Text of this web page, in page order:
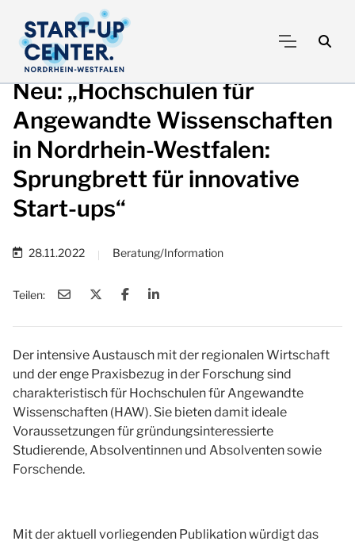
Neu: „Hochschulen für
Angewandte Wissenschaften
in Nordrhein-Westfalen:
Sprungbrett für innovative
Start-ups“
28.11.2022 Beratung/Information
Teilen:
Der intensive Austausch mit der regionalen Wirtschaft
und der enge Praxisbezug in der Forschung sind
charakteristisch für Hochschulen für Angewandte
Wissenschaften (HAW). Sie bieten damit ideale
Voraussetzungen für gründungsinteressierte
Studierende, Absolventinnen und Absolventen sowie
Forschende.
Mit der aktuell vorliegenden Publikation würdigt das